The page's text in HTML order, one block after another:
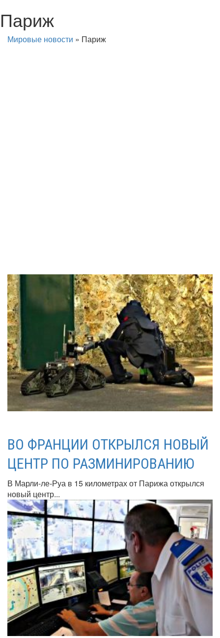
Париж
Мировые новости » Париж
ВО ФРАНЦИИ ОТКРЫЛСЯ НОВЫЙ
ЦЕНТР ПО РАЗМИНИРОВАНИЮ
В Марли-ле-Руа в 15 километрах от Парижа открылся
новый центр...